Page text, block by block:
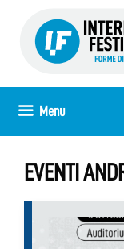
contenuto
Menu
EVENTI